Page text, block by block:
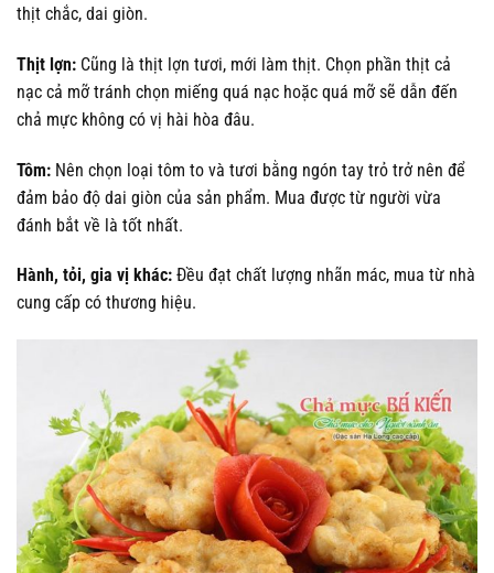
thịt chắc, dai giòn.
Thịt lợn: Cũng là thịt lợn tươi, mới làm thịt. Chọn phần thịt cả
nạc cả mỡ tránh chọn miếng quá nạc hoặc quá mỡ sẽ dẫn đến
chả mực không có vị hài hòa đâu.
Tôm: Nên chọn loại tôm to và tươi bằng ngón tay trỏ trở nên để
đảm bảo độ dai giòn của sản phẩm. Mua được từ người vừa
đánh bắt về là tốt nhất.
Hành, tỏi, gia vị khác: Đều đạt chất lượng nhãn mác, mua từ nhà
cung cấp có thương hiệu.